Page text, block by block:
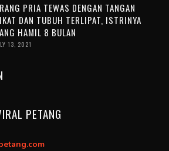
PRIA TEWAS DENGAN TANGAN
DAN TUBUH TERLIPAT, ISTRINYA
HAMIL 8 BULAN
13, 2021
PETANG